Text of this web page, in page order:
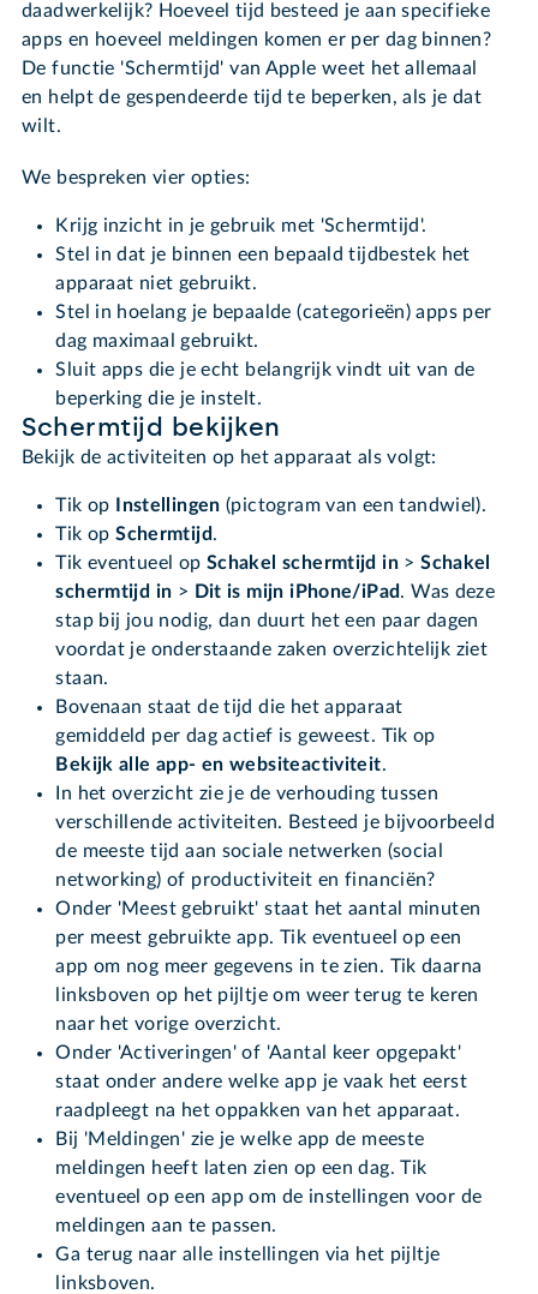
daadwerkelijk? Hoeveel tijd besteed je aan specifieke
apps en hoeveel meldingen komen er per dag binnen?
De functie 'Schermtijd' van Apple weet het allemaal
en helpt de gespendeerde tijd te beperken, als je dat
wilt.
We bespreken vier opties:
Krijg inzicht in je gebruik met 'Schermtijd'.
Stel in dat je binnen een bepaald tijdbestek het
apparaat niet gebruikt.
Stel in hoelang je bepaalde (categorieën) apps per
dag maximaal gebruikt.
Sluit apps die je echt belangrijk vindt uit van de
beperking die je instelt.
Schermtijd bekijken
Bekijk de activiteiten op het apparaat als volgt:
Tik op Instellingen(pictogram van een tandwiel).
Tik opSchermtijd.
Tik eventueel op Schakel schermtijd in>Schakel
schermtijd in > Dit is mijn iPhone/iPad. Was deze
stap bij jou nodig, dan duurt het een paar dagen
voordat je onderstaande zaken overzichtelijk ziet
staan.
Bovenaan staat de tijd die het apparaat
gemiddeld per dag actief is geweest. Tik op
Bekijk alle app- en websiteactiviteit.
In het overzicht zie je de verhouding tussen
verschillende activiteiten. Besteed je bijvoorbeeld
de meeste tijd aan sociale netwerken (social
networking) of productiviteit en financiën?
Onder 'Meest gebruikt' staat het aantal minuten
per meest gebruikte app. Tik eventueel op een
app om nog meer gegevens in te zien. Tik daarna
linksboven op het pijltje om weer terug te keren
naar het vorige overzicht.
Onder 'Activeringen' of 'Aantal keer opgepakt'
staat onder andere welke app je vaak het eerst
raadpleegt na het oppakken van het apparaat.
Bij 'Meldingen' zie je welke app de meeste
meldingen heeft laten zien op een dag. Tik
eventueel op een app om de instellingen voor de
meldingen aan te passen.
Ga terug naar alle instellingen via het pijltje
linksboven.